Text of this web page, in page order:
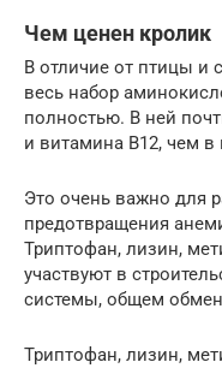
Чем ценен кролик
В отличие от птицы и
весь набор
полностью. В ней
и витамина В12, чем в
Это очень важно для
предотвращения
Триптофан, лизин,
участвуют в
системы, общем
Триптофан, лизин,